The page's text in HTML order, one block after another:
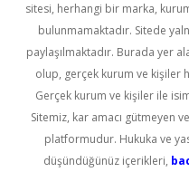
sitesi, herhangi bir marka,
bulunmamaktadır. Sitede
paylaşılmaktadır. Burada yer
olup, gerçek kurum ve kişiler
Gerçek kurum ve kişiler ile
Sitemiz, kar amacı gütmeyen
platformudur. Hukuka ve
düşündüğünüz içerikleri,